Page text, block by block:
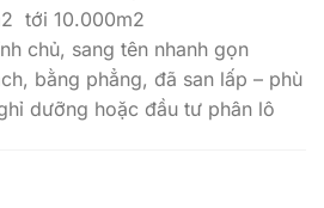
tới 10.000m2
chủ, sang tên nhanh gọn
bằng phẳng, đã san lấp – phù
dưỡng hoặc đầu tư phân lô